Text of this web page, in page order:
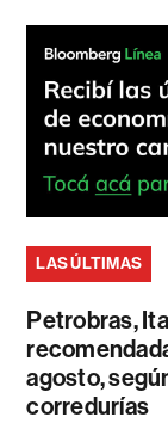
LAS ÚLTIMAS
Petrobras,
agosto,
corredurías